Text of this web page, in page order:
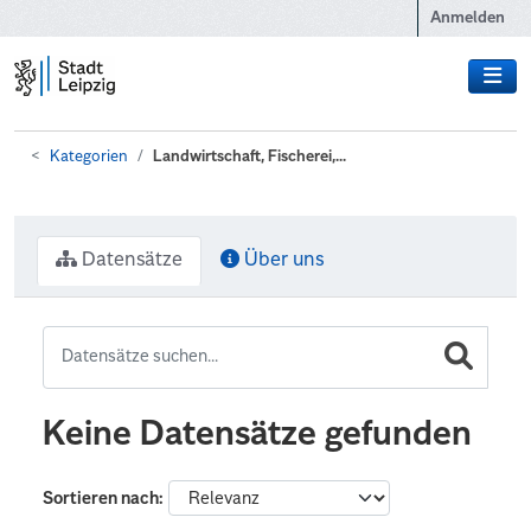
Anmelden
Kategorien Landwirtschaft, Fischerei,...
Datensätze Über uns
Keine Datensätze gefunden
Sortieren nach